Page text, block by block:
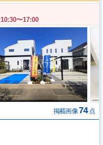
〜17:00
掲載画像74 点